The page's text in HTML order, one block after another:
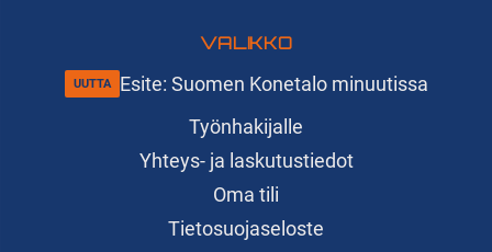
VALIKKO
Esite: Suomen Konetalo minuutissa
Työnhakijalle
Yhteys- ja laskutustiedot
Oma tili
Tietosuojaseloste